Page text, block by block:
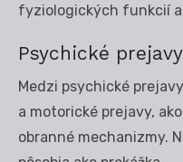
fyziologických funkcií
Psychické
Medzi psychické
a motorické prejavy,
obranné mechanizmy.